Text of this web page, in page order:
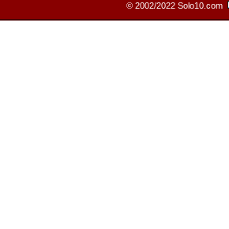
© 2002/2022 Solo10.com